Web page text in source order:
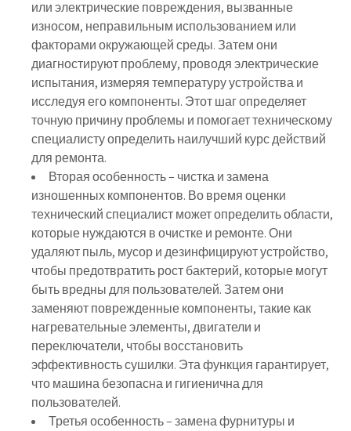
или электрические повреждения, вызванные
износом, неправильным использованием или
факторами окружающей среды. Затем они
диагностируют проблему, проводя электрические
испытания, измеряя температуру устройства и
исследуя его компоненты. Этот шаг определяет
точную причину проблемы и помогает техническому
специалисту определить наилучший курс действий
для ремонта.
Вторая особенность – чистка и замена
изношенных компонентов. Во время оценки
технический специалист может определить области,
которые нуждаются в очистке и ремонте. Они
удаляют пыль, мусор и дезинфицируют устройство,
чтобы предотвратить рост бактерий, которые могут
быть вредны для пользователей. Затем они
заменяют поврежденные компоненты, такие как
нагревательные элементы, двигатели и
переключатели, чтобы восстановить
эффективность сушилки. Эта функция гарантирует,
что машина безопасна и гигиенична для
пользователей.
Третья особенность – замена фурнитуры и